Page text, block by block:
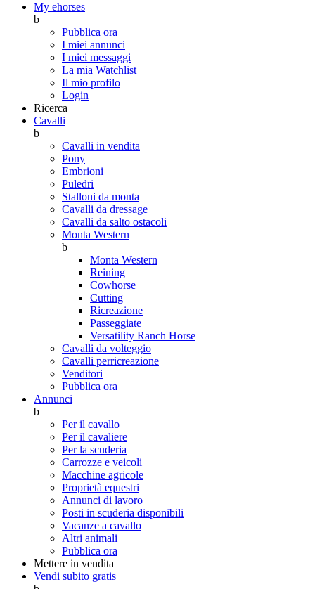
My ehorses
b
Pubblica ora
I miei annunci
I miei messaggi
La mia Watchlist
Il mio profilo
Login
Ricerca
Cavalli
b
Cavalli in vendita
Pony
Embrioni
Puledri
Stalloni da monta
Cavalli da dressage
Cavalli da salto ostacoli
Monta Western
b
Monta Western
Reining
Cowhorse
Cutting
Ricreazione
Passeggiate
Versatility Ranch Horse
Cavalli da volteggio
Cavalli perricreazione
Venditori
Pubblica ora
Annunci
b
Per il cavallo
Per il cavaliere
Per la scuderia
Carrozze e veicoli
Macchine agricole
Proprietà equestri
Annunci di lavoro
Posti in scuderia disponibili
Vacanze a cavallo
Altri animali
Pubblica ora
Mettere in vendita
Vendi subito gratis